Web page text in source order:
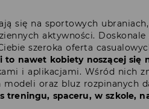
się na sportowych
aktywności.
szeroka oferta
nawet kobiety noszącej się
i aplikacjami. Wśród nich
oraz bluz rozpinanych
treningu, spaceru, w szkole,